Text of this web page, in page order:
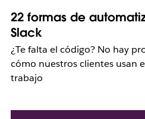
22 formas de
Slack
¿Te falta el código? No hay
cómo nuestros clientes usan
trabajo